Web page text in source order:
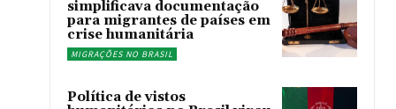
simplificava documentação
para migrantes de países em
crise humanitária
MIGRAÇÕES NO BRASIL
Política de vistos